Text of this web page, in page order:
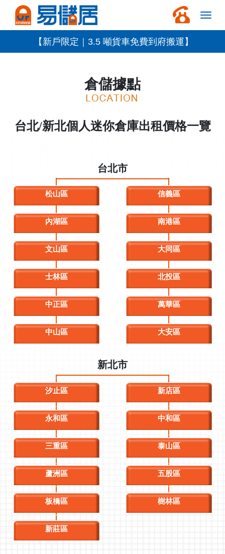
【新戶限定｜3.5 噸貨車免費到府搬運】
倉儲據點
台北/新北個人迷你倉庫出租價格一覽
台北市
松山區 信義區
內湖區 南港區
文山區 大同區
士林區 北投區
中正區 萬華區
中山區 大安區
新北市
汐止區 新店區
永和區 中和區
三重區 泰山區
蘆洲區 五股區
板橋區 樹林區
新莊區